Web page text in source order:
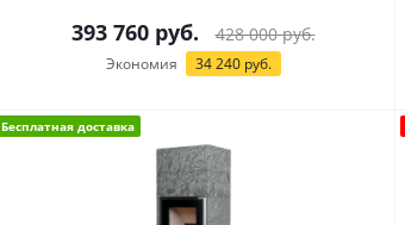
393 760руб. 428 000руб.
Экономия 34 240руб.
Бесплатная доставка